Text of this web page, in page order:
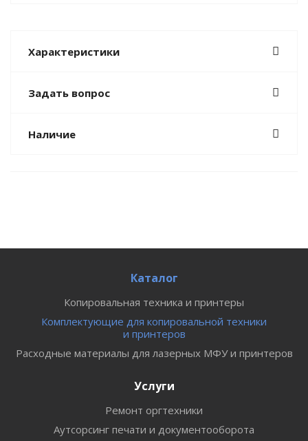
Характеристики
Задать вопрос
Наличие
Каталог
Копировальная техника и принтеры
Комплектующие для копировальной техники
и принтеров
Расходные материалы для лазерных МФУ и принтеров
Услуги
Ремонт оргтехники
Аутсорсинг печати и документооборота